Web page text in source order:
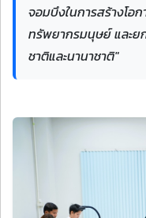
จอมบึงในการสร้างโอ
ทรัพยากรมนุษย์ และย
ชาติและนานาชาติ"